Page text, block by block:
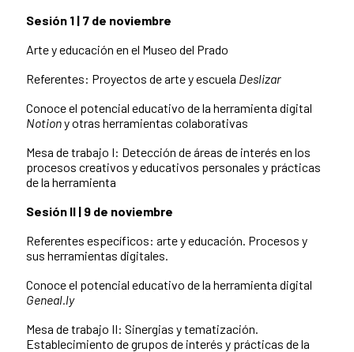
Sesión 1 | 7 de noviembre
Arte y educación en el Museo del Prado
Referentes: Proyectos de arte y escuela Deslizar
Conoce el potencial educativo de la herramienta digital
Notiony otras herramientas colaborativas
Mesa de trabajo I: Detección de áreas de interés en los
procesos creativos y educativos personales y prácticas
de la herramienta
Sesión II | 9 de noviembre
Referentes específicos: arte y educación. Procesos y
sus herramientas digitales.
Conoce el potencial educativo de la herramienta digital
Geneal.ly
Mesa de trabajo II: Sinergias y tematización.
Establecimiento de grupos de interés y prácticas de la